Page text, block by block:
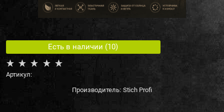
Есть в наличии (10)
Артикул:
Производитель: Stich Profi